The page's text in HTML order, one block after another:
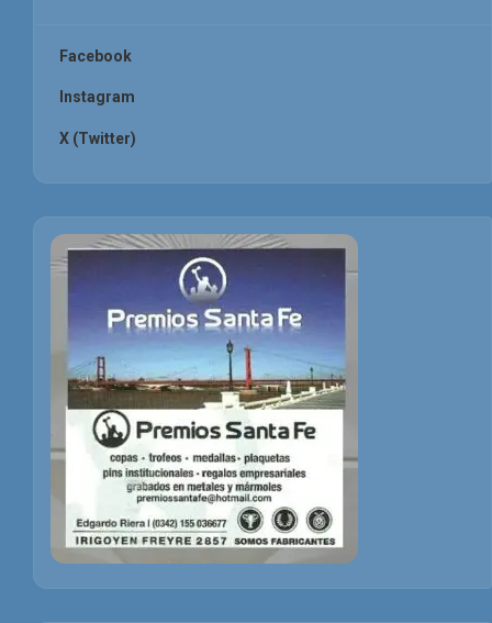
Facebook
Instagram
X (Twitter)